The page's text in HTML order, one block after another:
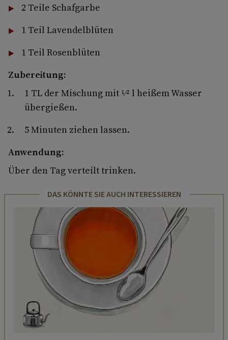
2 Teile Schafgarbe
1 Teil Lavendelblüten
1 Teil Rosenblüten
Zubereitung:
1 TL der Mischung mit 1⁄2 l heißem Wasser
übergießen.
5 Minuten ziehen lassen.
Anwendung:
Über den Tag verteilt trinken.
DAS KÖNNTE SIE AUCH INTERESSIEREN